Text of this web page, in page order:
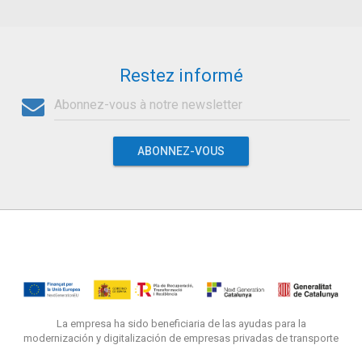
Restez informé
ABONNEZ-VOUS
La empresa ha sido beneficiaria de las ayudas para la
modernización y digitalización de empresas privadas de transporte